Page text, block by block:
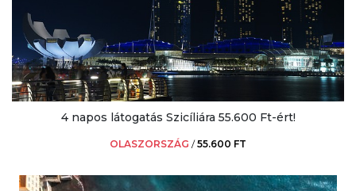
4 napos látogatás Szicíliára 55.600 Ft-ért!
OLASZORSZÁG /55.600 FT